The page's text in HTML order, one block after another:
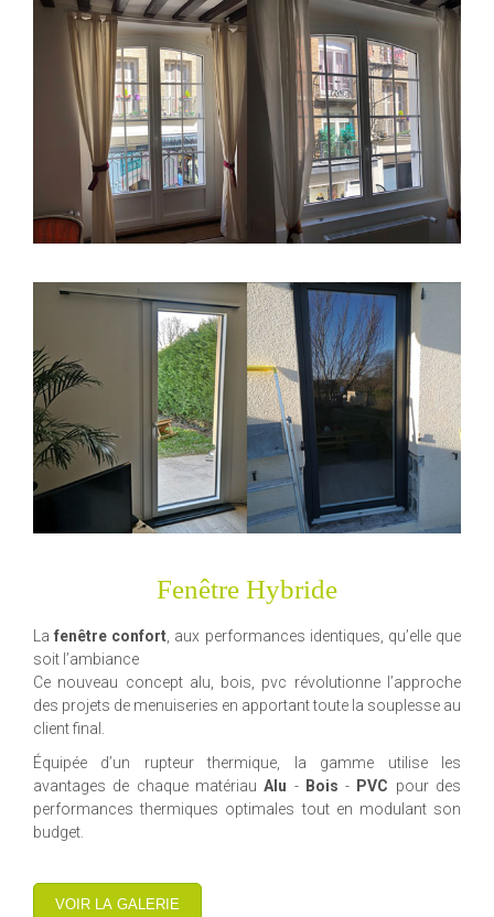
Fenêtre Hybride
Lafenêtre confort, aux performances identiques, qu’elle que
soit l’ambiance
Ce nouveau concept alu, bois, pvc révolutionne l’approche
des projets de menuiseries en apportant toute la souplesse au
client final.
Équipée d’un rupteur thermique, la gamme utilise les
avantages de chaque matériauAlu - Bois - PVC pour des
performances thermiques optimales tout en modulant son
budget.
VOIR LA GALERIE